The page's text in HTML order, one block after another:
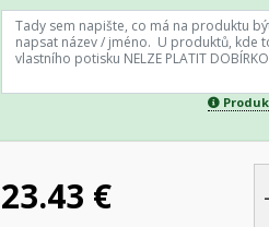
23.43 €